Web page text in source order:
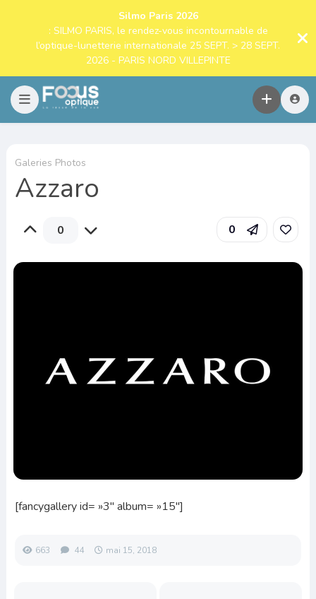
Silmo Paris 2026
: SILMO PARIS, le rendez-vous incontournable de
l’optique-lunetterie internationale 25 SEPT. > 28 SEPT.
2026 - PARIS NORD VILLEPINTE
Galeries Photos
Azzaro
0 0
[fancygallery id= »3″ album= »15″]
663 44 mai 15, 2018